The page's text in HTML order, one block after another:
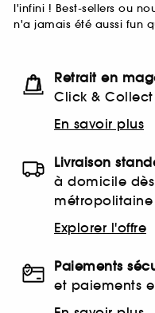
l'infini ! Best-sellers ou
n'a jamais été aussi fun
Retrait en
Click &
En savoir plus
Livraison
à domicile
Explorer l'offre
Paiements
et paiements